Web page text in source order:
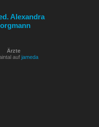
Alexandra
Ärzte
auf jameda